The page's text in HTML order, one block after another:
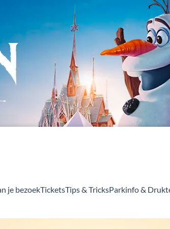
je bezoekTicketsTips & TricksParkinfo &